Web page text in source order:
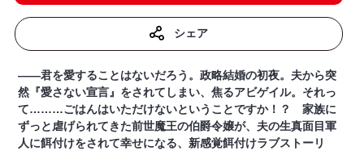
シェア
――君を愛することはないだろう。政略結婚の初夜。夫から突
然『愛さない宣言』をされてしまい、焦るアビゲイル。それっ
て………ごはんはいただけないということですか！？ 家族に
ずっと虐げられてきた前世魔王の伯爵令嬢が、夫の生真面目軍
人に餌付けをされて幸せになる、新感覚餌付けラブストーリ